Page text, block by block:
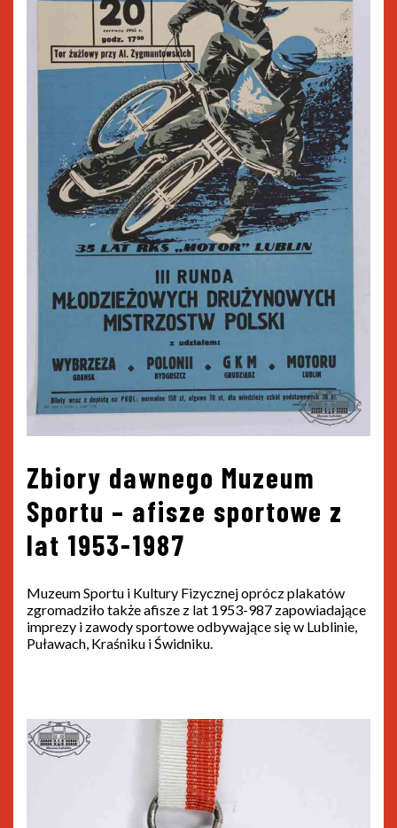
Zbiory dawnego Muzeum
Sportu – afisze sportowe z
lat 1953-1987
Muzeum Sportu i Kultury Fizycznej oprócz plakatów
zgromadziło także afisze z lat 1953-987 zapowiadające
imprezy i zawody sportowe odbywające się w Lublinie,
Puławach, Kraśniku i Świdniku.